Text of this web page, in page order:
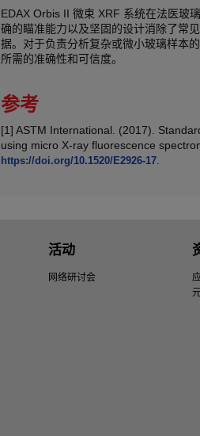
EDAX Orbis II 微束 XRF 系统在法医玻
确的瞄准能力以及坚固的设计消除了常
据。对于负责分析复杂或微小玻璃样本
所需的准确性和可信度。
参考
[1] ASTM International. (2017).
using micro X-ray fluorescence
https://doi.org/10.1520/E2926-17.
活动
网络研讨会